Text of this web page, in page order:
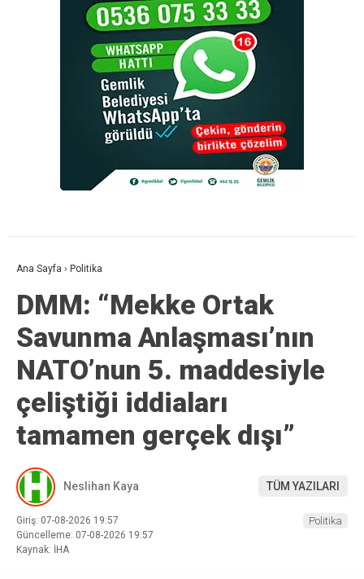
Ana Sayfa › Politika
DMM: “Mekke Ortak
Savunma Anlaşması’nın
NATO’nun 5. maddesiyle
çeliştiği iddiaları
tamamen gerçek dışı”
Neslihan Kaya TÜM YAZILARI
Giriş: 07-08-2026 19:57
Güncelleme: 07-08-2026 19:57
Kaynak: İHA
Politika